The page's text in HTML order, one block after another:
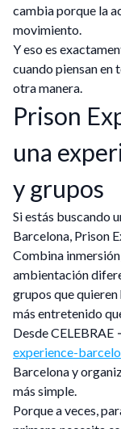
cambia porque la
movimiento.
Y eso es
cuando piensan en
otra manera.
Prison
una
y grupos
Si estás buscando
Barcelona, Prison
Combina
ambientación
grupos que
más entretenido
Desde CELEBRAE
experience-
Barcelona y
más simple.
Porque a veces,